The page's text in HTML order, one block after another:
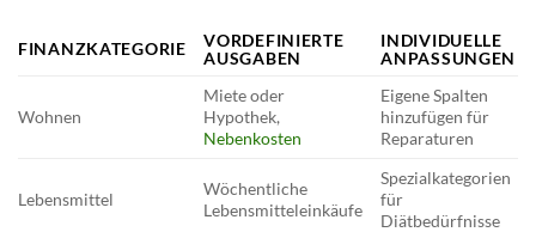
FINANZKATEGORIE
VORDEFINIERTE
AUSGABEN
INDIVIDUELLE
ANPASSUNGEN
Wohnen
Miete oder
Hypothek,
Nebenkosten
Eigene Spalten
hinzufügen für
Reparaturen
Lebensmittel
Wöchentliche
Lebensmitteleinkäufe
Spezialkategorien
für
Diätbedürfnisse